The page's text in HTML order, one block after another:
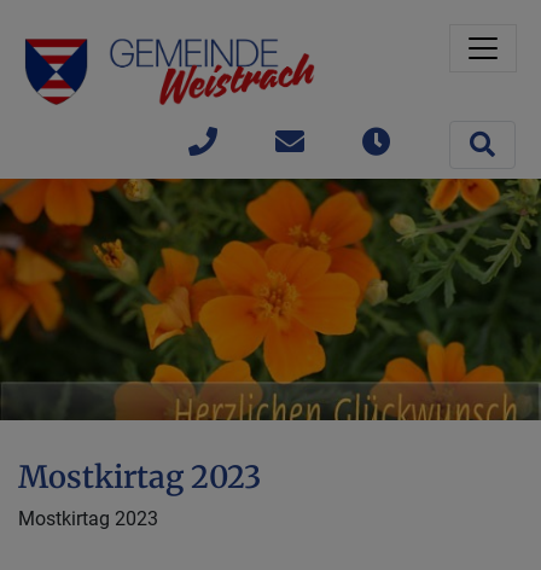
+43(0)
7477 /
42363
Mostkirtag 2023
Mostkirtag 2023